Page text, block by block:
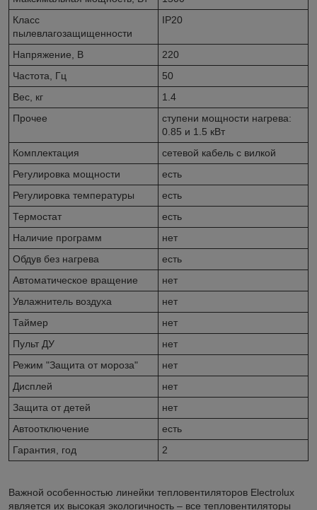
Класс
пылевлагозащищенности
IP20
Напряжение, В
220
Частота, Гц
50
Вес, кг
1.4
Прочее
ступени мощности нагрева:
0.85 и 1.5 кВт
Комплектация
сетевой кабель с вилкой
Регулировка мощности
есть
Регулировка температуры
есть
Термостат
есть
Наличие программ
нет
Обдув без нагрева
есть
Автоматическое вращение
нет
Увлажнитель воздуха
нет
Таймер
нет
Пульт ДУ
нет
Режим "Защита от мороза"
нет
Дисплей
нет
Защита от детей
нет
Автоотключение
есть
Гарантия, год
2
Важной особенностью линейки тепловентиляторов Electrolux
является их высокая экологичность – все тепловентиляторы